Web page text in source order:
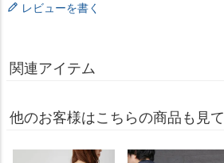
レビューを書く
関連アイテム
他のお客様はこちらの商品も見